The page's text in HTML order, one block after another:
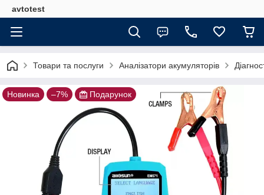
avtotest
Товари та послуги Аналізатори акумуляторів
Новинка –7% Подарунок